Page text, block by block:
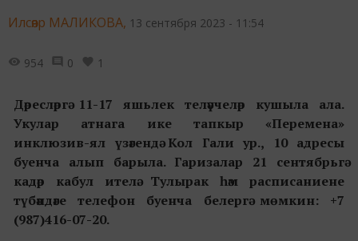
Илсөяр МАЛИКОВА, 13 сентября 2023 - 11:54
954 0 1
Дәресләргә 11-17 яшьлек теләүчеләр кушыла ала.
Укулар атнага ике тапкыр «Перемена»
инклюзив-ял үзәгендә Кол Гали ур., 10 адресы
буенча алып барыла. Гаризалар 21 сентябрьгә
кадәр кабул ителә. Тулырак һәм расписаниене
түбәндәге телефон буенча белергә мөмкин: +7
(987)416-07-20.